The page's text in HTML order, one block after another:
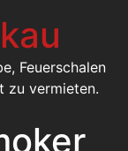
Feuerschalen
zu vermieten.